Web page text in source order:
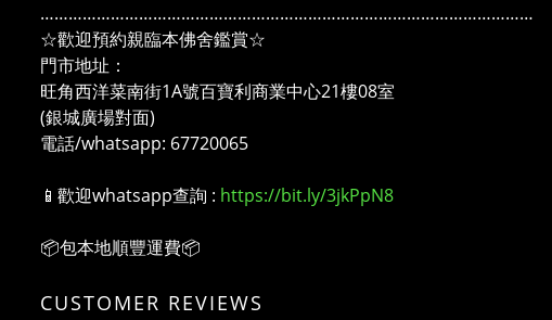
……………………………………………………………………………………………
☆歡迎預約親臨本佛舍鑑賞☆
門市地址：
旺角西洋菜南街1A號百寶利商業中心21樓08室
(銀城廣場對面)
電話/whatsapp: 67720065
📱歡迎whatsapp查詢 : https://bit.ly/3jkPpN8
📦包本地順豐運費📦
CUSTOMER REVIEWS